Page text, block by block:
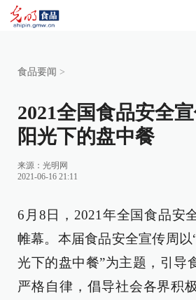
食品要闻 >
2021全国食品安全
阳光下的盘中餐
来源：光明网
2021-06-16 21:11
6月8日，2021年全国食品安
帷幕。本届食品安全宣传周以
光下的盘中餐”为主题，引导
严格自律，倡导社会各界积